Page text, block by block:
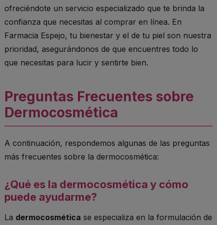
ofreciéndote un servicio especializado que te brinda la
confianza que necesitas al comprar en línea. En
Farmacia Espejo, tu bienestar y el de tu piel son nuestra
prioridad, asegurándonos de que encuentres todo lo
que necesitas para lucir y sentirte bien.
Preguntas Frecuentes sobre
Dermocosmética
A continuación, respondemos algunas de las preguntas
más frecuentes sobre la dermocosmética:
¿Qué es la dermocosmética y cómo
puede ayudarme?
La dermocosmética se especializa en la formulación de